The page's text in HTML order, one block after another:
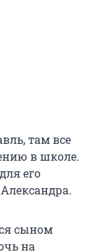
там все
в школе.
его
сыном
на